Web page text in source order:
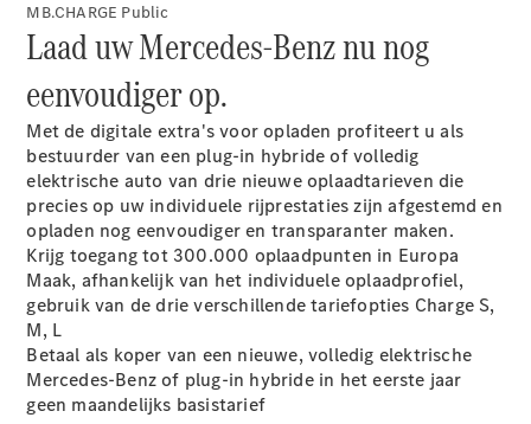
Alle modellen
Nieuwe modellen
Elektrische modellen
Plug-in Hybrid modellen
Limousine
Alle
Limousine
MB.CHARGE Public
Laad uw Mercedes-Benz nu nog
eenvoudiger op.
Met de digitale extra's voor opladen profiteert u als
bestuurder van een plug-in hybride of volledig
elektrische auto van drie nieuwe oplaadtarieven die
precies op uw individuele rijprestaties zijn afgestemd en
opladen nog eenvoudiger en transparanter maken.
Krijg toegang tot 300.000 oplaadpunten in Europa
Maak, afhankelijk van het individuele oplaadprofiel,
gebruik van de drie verschillende tariefopties Charge S,
M, L
Betaal als koper van een nieuwe, volledig elektrische
Mercedes-Benz of plug-in hybride in het eerste jaar
geen maandelijks basistarief